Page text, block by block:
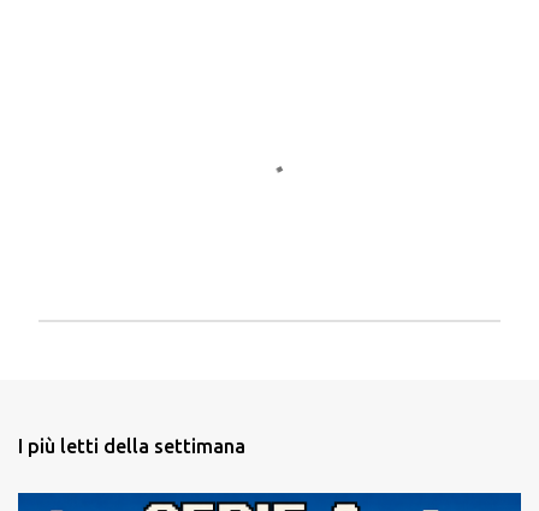
a
I più letti della settimana